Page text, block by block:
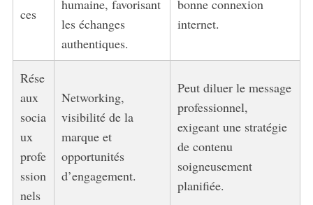
ces
humaine, favorisant
les échanges
authentiques.
bonne connexion
internet.
Rése
aux
socia
ux
profe
ssion
nels
Networking,
visibilité de la
marque et
opportunités
d’engagement.
Peut diluer le message
professionnel,
exigeant une stratégie
de contenu
soigneusement
planifiée.